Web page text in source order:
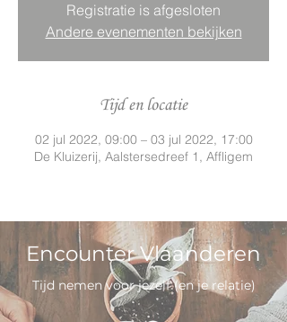
Registratie is afgesloten
Andere evenementen bekijken
Tijd en locatie
02 jul 2022, 09:00 – 03 jul 2022, 17:00
De Kluizerij, Aalstersedreef 1, Affligem
Encounter Vlaanderen
Tijd nemen voor jezelf (en je relatie)